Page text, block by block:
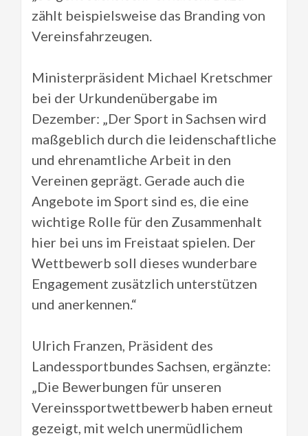
zählt beispielsweise das Branding von
Vereinsfahrzeugen.
Ministerpräsident Michael Kretschmer
bei der Urkundenübergabe im
Dezember: „Der Sport in Sachsen wird
maßgeblich durch die leidenschaftliche
und ehrenamtliche Arbeit in den
Vereinen geprägt. Gerade auch die
Angebote im Sport sind es, die eine
wichtige Rolle für den Zusammenhalt
hier bei uns im Freistaat spielen. Der
Wettbewerb soll dieses wunderbare
Engagement zusätzlich unterstützen
und anerkennen.“
Ulrich Franzen, Präsident des
Landessportbundes Sachsen, ergänzte:
„Die Bewerbungen für unseren
Vereinssportwettbewerb haben erneut
gezeigt, mit welch unermüdlichem